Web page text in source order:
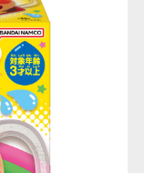
ドラゴンボール
ポケモンキッズ